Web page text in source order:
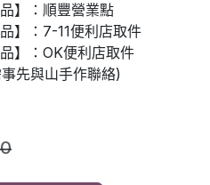
】：順豐營業點
】：7-11便利店取件
】：OK便利店取件
先與山手作聯絡)